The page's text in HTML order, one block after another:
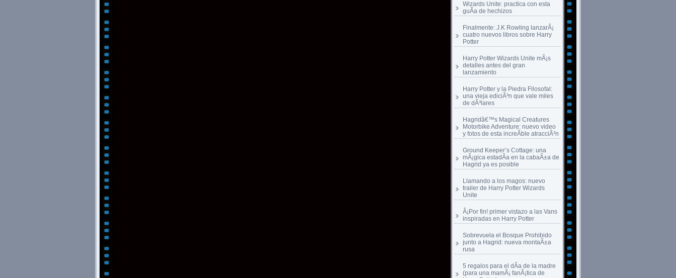
Wizards Unite: practica con esta
guÃ­a de hechizos
Finalmente: J.K Rowling lanzarÃ¡
cuatro nuevos libros sobre Harry
Potter
Harry Potter Wizards Unite mÃ¡s
detalles antes del gran
lanzamiento
Harry Potter y la Piedra Filosofal:
una vieja ediciÃ³n que vale miles
de dÃ³lares
Hagridâ€™s Magical Creatures
Motorbike Adventure: nuevo video
y fotos de esta increÃ­ble atracciÃ³n
Ground Keeper’s Cottage: una
mÃ¡gica estadÃ­a en la cabaÃ±a de
Hagrid ya es posible
Llamando a los magos: nuevo
trailer de Harry Potter Wizards
Unite
Â¡Por fin! primer vistazo a las Vans
inspiradas en Harry Potter
Sobrevuela el Bosque Prohibido
junto a Hagrid: nueva montaÃ±a
rusa
5 regalos para el dÃ­a de la madre
(para una mamÃ¡ fanÃ¡tica de